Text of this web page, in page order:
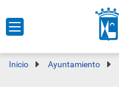
Inicio Ayuntamiento